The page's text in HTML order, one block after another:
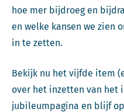
hoe mer bijdroeg en
en welke kansen we zien
in te zetten.
Bekijk nu het vijfde item
over het inzetten van het
jubileumpagina en blijf